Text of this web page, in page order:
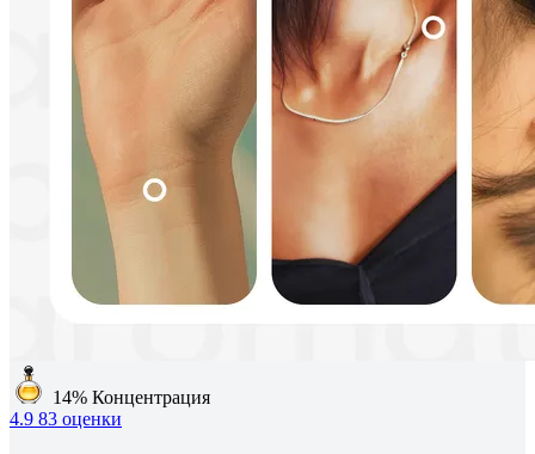
14% Концентрация
4.9 83 оценки